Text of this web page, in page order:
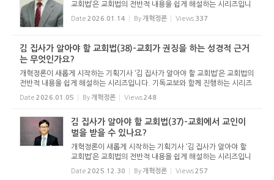
교회법’은 교회법의 전반적 내용을 쉽게 해설하는 시리즈입니
다. 기독교보와 함께 진행하는 시리즈로서 여기에 싣는 것은
기독교보의 허락을 받았습니다. 글 내용은 기독교보에 실린
Date 2026.01.14 By 개혁정론 Views 337
김 집사가 알아야 할 교회법(38)-교회가 권징을 하는 성경적 근거
는 무엇인가요?
개혁정론이 새롭게 시작하는 기획기사 ‘김 집사가 알아야 할 교회법’은 교회법의
전반적 내용을 쉽게 해설하는 시리즈입니다. 기독교보와 함께 진행하는 시리즈
로서 여기에 싣는 것은 기독교보의 허락을 받았습니다. 글 내용은 기독교보에
Date 2026.01.05 By 개혁정론 Views248
김 집사가 알아야 할 교회법(37)-교회에서 교인이
벌을 받을 수 있나요?
개혁정론이 새롭게 시작하는 기획기사 ‘김 집사가 알아야 할
교회법’은 교회법의 전반적 내용을 쉽게 해설하는 시리즈입니
다. 기독교보와 함께 진행하는 시리즈로서 여기에 싣는 것은
기독교보의 허락을 받았습니다. 글 내용은 기독교보에 실린
Date 2025.12.30 By 개혁정론 Views257